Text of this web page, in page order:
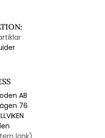
AB
76
länk)